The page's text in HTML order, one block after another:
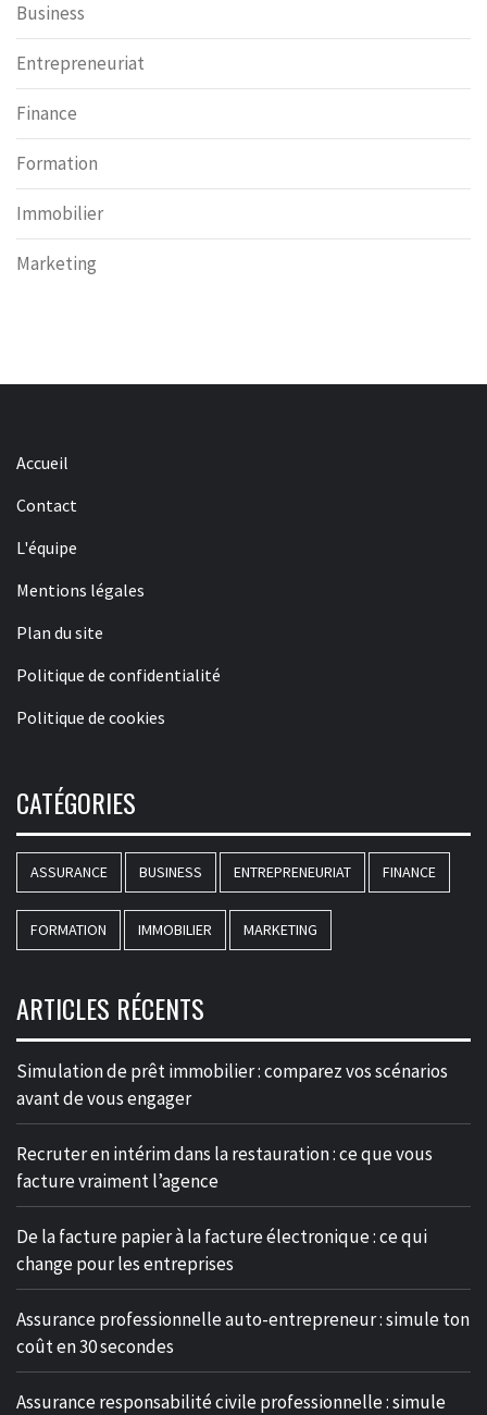
Business
Entrepreneuriat
Finance
Formation
Immobilier
Marketing
Accueil
Contact
L'équipe
Mentions légales
Plan du site
Politique de confidentialité
Politique de cookies
CATÉGORIES
ASSURANCE BUSINESS ENTREPRENEURIAT FINANCE
FORMATION IMMOBILIER MARKETING
ARTICLES RÉCENTS
Simulation de prêt immobilier : comparez vos scénarios
avant de vous engager
Recruter en intérim dans la restauration : ce que vous
facture vraiment l’agence
De la facture papier à la facture électronique : ce qui
change pour les entreprises
Assurance professionnelle auto-entrepreneur : simule ton
coût en 30 secondes
Assurance responsabilité civile professionnelle : simule